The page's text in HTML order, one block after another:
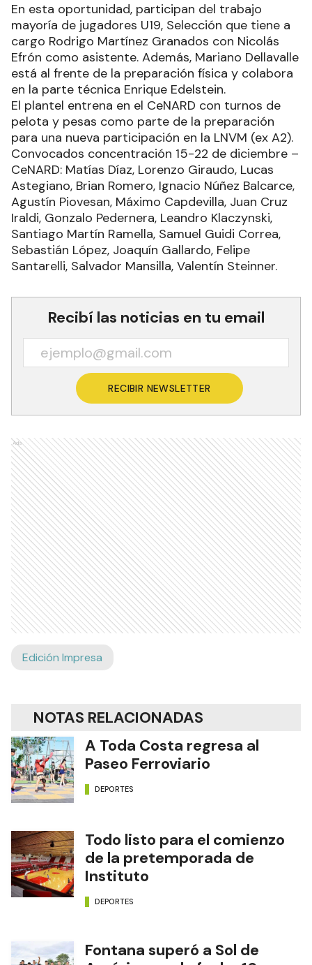
En esta oportunidad, participan del trabajo
mayoría de jugadores U19, Selección que tiene a
cargo Rodrigo Martínez Granados con Nicolás
Efrón como asistente. Además, Mariano Dellavalle
está al frente de la preparación física y colabora
en la parte técnica Enrique Edelstein.
El plantel entrena en el CeNARD con turnos de
pelota y pesas como parte de la preparación
para una nueva participación en la LNVM (ex A2).
Convocados concentración 15-22 de diciembre –
CeNARD: Matías Díaz, Lorenzo Giraudo, Lucas
Astegiano, Brian Romero, Ignacio Núñez Balcarce,
Agustín Piovesan, Máximo Capdevilla, Juan Cruz
Iraldi, Gonzalo Pedernera, Leandro Klaczynski,
Santiago Martín Ramella, Samuel Guidi Correa,
Sebastián López, Joaquín Gallardo, Felipe
Santarelli, Salvador Mansilla, Valentín Steinner.
Recibí las noticias en tu email
RECIBIR NEWSLETTER
Ads
Edición Impresa
NOTAS RELACIONADAS
A Toda Costa regresa al
Paseo Ferroviario
DEPORTES
Todo listo para el comienzo
de la pretemporada de
Instituto
DEPORTES
Fontana superó a Sol de